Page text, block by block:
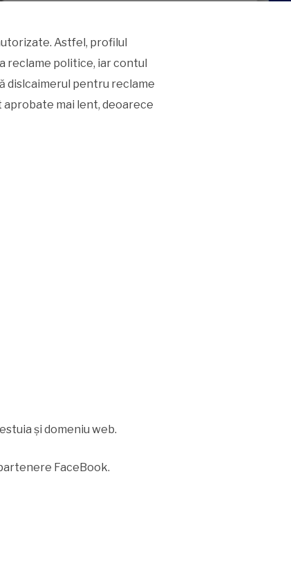
Astfel, profilul
reclame politice, iar contul
dislcaimerul pentru reclame
aprobate mai lent, deoarece
și domeniu web.
FaceBook.